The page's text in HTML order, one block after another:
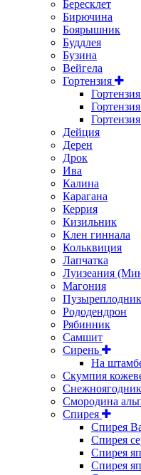
Бересклет
Бирючина
Боярышник
Буддлея
Бузина
Вейгела
Гортензия
Дейция
Дерен
Дрок
Ива
Калина
Карагана
Керрия
Кизильник
Клен гиннала
Кольквиция
Лапчатка
Луизеания
Магония
Пузыреплодник
Рододендрон
Рябинник
Самшит
Сирень
На
Скумпия
Снежноягодник
Смородина
Спирея
Спирея
Спирея
Спирея
Спирея